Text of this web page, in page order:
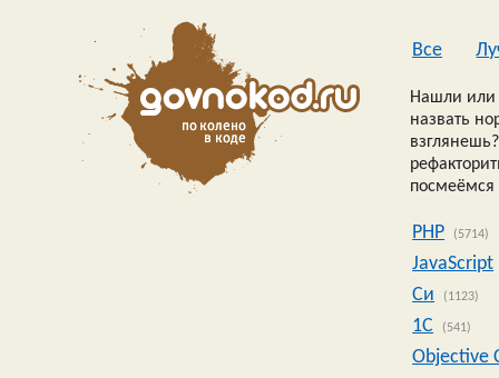
Все
Нашли или
назвать
посмеёмся
PHP (5714)
JavaScript
Си
(1123)
1C (541)
Objective